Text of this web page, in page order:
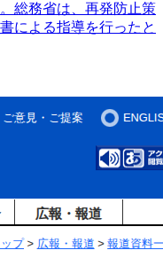
総務省は、再発防止策
による指導を行ったと